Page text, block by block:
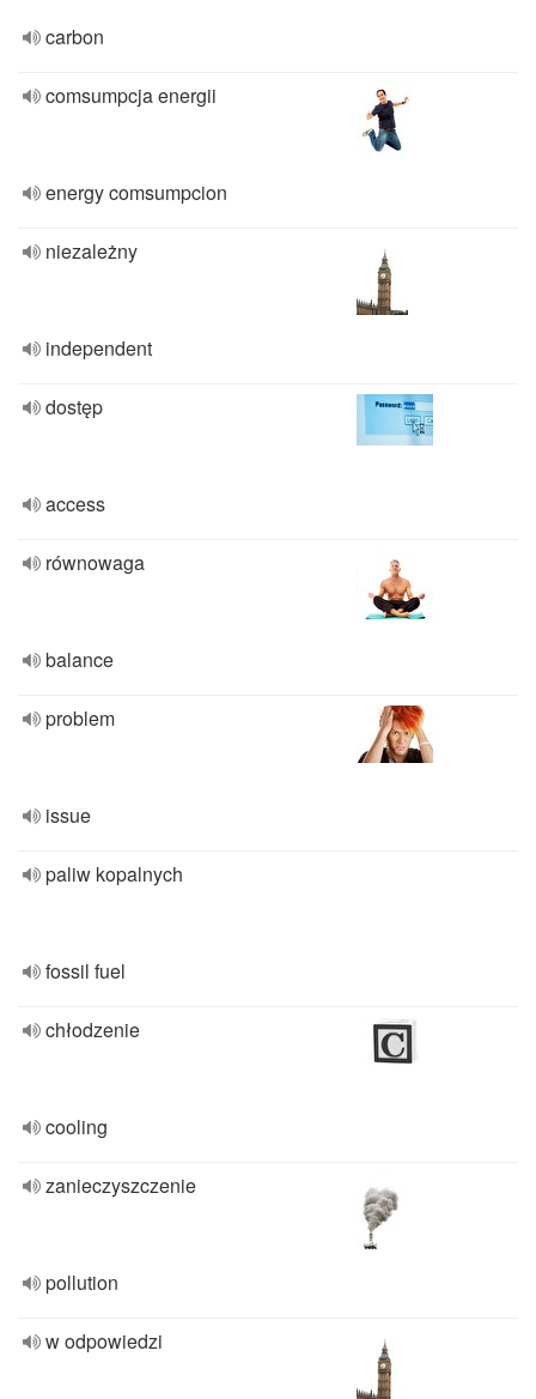
carbon
comsumpcja energii
energy comsumpcion
niezależny
independent
dostęp
access
równowaga
balance
problem
issue
paliw kopalnych
fossil fuel
chłodzenie
cooling
zanieczyszczenie
pollution
w odpowiedzi